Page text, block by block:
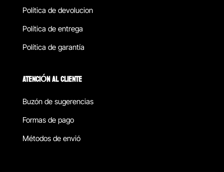
Política de devolucion
Política de entrega
Política de garantía
ATENCIÓN AL CLIENTE
Buzón de sugerencias
Formas de pago
Métodos de envió